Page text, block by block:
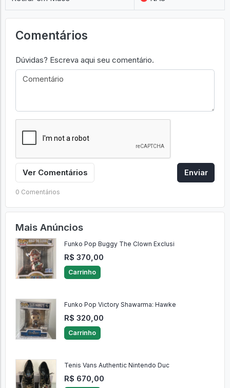
Comentários
Dúvidas? Escreva aqui seu comentário.
Ver Comentários Enviar
0 Comentários
Mais Anúncios
Funko Pop Buggy The Clown Exclusi
R$ 370,00
Carrinho
Funko Pop Victory Shawarma: Hawke
R$ 320,00
Carrinho
Tenis Vans Authentic Nintendo Duc
R$ 670,00